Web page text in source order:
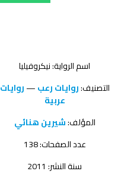
اسم الرواية: نيكروفيليا
التصنيف:روايات رعب—روايات
عربية
المؤلف:شيرين هنائي
عدد الصفحات: 138
سنة النشر: 2011